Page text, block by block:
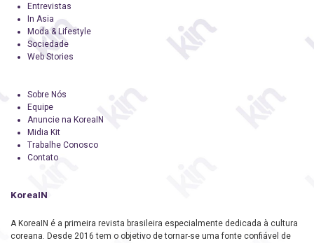
Entrevistas
In Asia
Moda & Lifestyle
Sociedade
Web Stories
Sobre Nós
Equipe
Anuncie na KoreaIN
Midia Kit
Trabalhe Conosco
Contato
KoreaIN
A KoreaIN é a primeira revista brasileira especialmente dedicada à cultura
coreana. Desde 2016 tem o objetivo de tornar-se uma fonte confiável de